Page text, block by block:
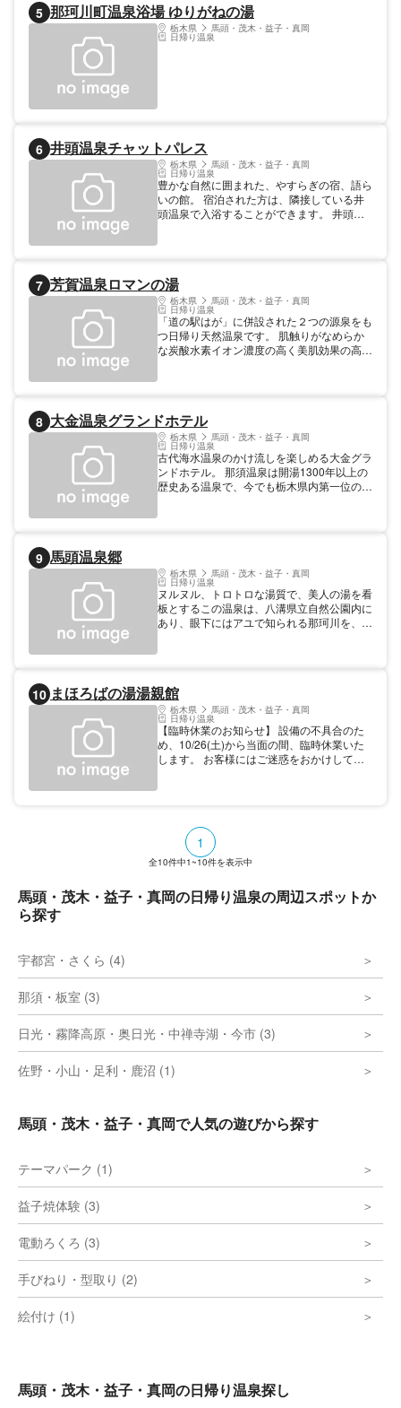
5 那珂川町温泉浴場 ゆりがねの湯
栃木県 馬頭・茂木・益子・真岡
日帰り温泉
6 井頭温泉チャットパレス
栃木県 馬頭・茂木・益子・真岡
日帰り温泉
豊かな自然に囲まれた、やすらぎの宿、語ら
いの館。 宿泊された方は、隣接している井
頭温泉で入浴することができます。 井頭公
いるテントは2張。4ベットタイプなので、
お友達のグループやご家族でのプライベート
利用がおすすめです。 一棟独立タイプの宿
泊施設ですので、コロナ禍でも安心してプラ
イベートなお時間を満喫していただけます。
ぜひご利用ください。
7 芳賀温泉ロマンの湯
栃木県 馬頭・茂木・益子・真岡
日帰り温泉
「道の駅はが」に併設された２つの源泉をも
つ日帰り天然温泉です。 肌触りがなめらか
な炭酸水素イオン濃度の高く美肌効果の高い
す。春には牡丹桜ライトアップにあわせてビ
アガーデンが早くもオープンします。夜桜を
見ながら楽しいひと時をお楽しみください。
その他にも、直売所やレストラン、アイスク
リーム工房があります。
8 大金温泉グランドホテル
栃木県 馬頭・茂木・益子・真岡
日帰り温泉
古代海水温泉のかけ流しを楽しめる大金グラ
ンドホテル。 那須温泉は開湯1300年以上の
歴史ある温泉で、今でも栃木県内第一位の湧
9 馬頭温泉郷
栃木県 馬頭・茂木・益子・真岡
日帰り温泉
ヌルヌル、トロトロな湯質で、美人の湯を看
板とするこの温泉は、八溝県立自然公園内に
あり、眼下にはアユで知られる那珂川を、遠
味わうことができる。
10 まほろばの湯湯親館
栃木県 馬頭・茂木・益子・真岡
日帰り温泉
【臨時休業のお知らせ】 設備の不具合のた
め、10/26(土)から当面の間、臨時休業いた
します。 お客様にはご迷惑をおかけして申
金】 大人: 500円 17:00以降400円 小学生:
300円 17:00以降200円 【温泉情報】温泉泉
質：塩化物泉、温泉効能：動脈硬化・糖尿・
1
全10件中1~10件を表示中
馬頭・茂木・益子・真岡の日帰り温泉の周辺スポットか
ら探す
宇都宮・さくら (4)
那須・板室 (3)
日光・霧降高原・奥日光・中禅寺湖・今市 (3)
佐野・小山・足利・鹿沼 (1)
馬頭・茂木・益子・真岡で人気の遊びから探す
テーマパーク (1)
益子焼体験 (3)
電動ろくろ (3)
手びねり・型取り (2)
絵付け (1)
馬頭・茂木・益子・真岡の日帰り温泉探し